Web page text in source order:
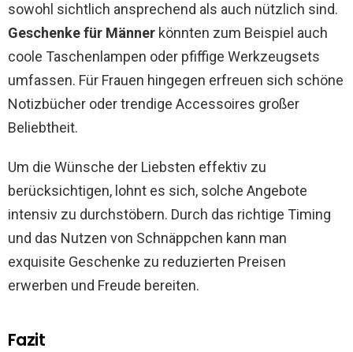
sowohl sichtlich ansprechend als auch nützlich sind.
Geschenke für Männer könnten zum Beispiel auch
coole Taschenlampen oder pfiffige Werkzeugsets
umfassen. Für Frauen hingegen erfreuen sich schöne
Notizbücher oder trendige Accessoires großer
Beliebtheit.
Um die Wünsche der Liebsten effektiv zu
berücksichtigen, lohnt es sich, solche Angebote
intensiv zu durchstöbern. Durch das richtige Timing
und das Nutzen von Schnäppchen kann man
exquisite Geschenke zu reduzierten Preisen
erwerben und Freude bereiten.
Fazit